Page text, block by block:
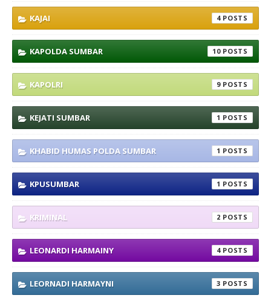
KAJAI 4
KAPOLDA SUMBAR 10
KAPOLRI 9
KEJATI SUMBAR 1
KHABID HUMAS POLDA SUMBAR 1
KPUSUMBAR 1
KRIMINAL 2
LEONARDI HARMAINY 4
LEORNADI HARMAYNI 3